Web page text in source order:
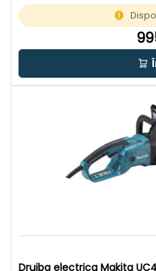
Drujba electrica Makita